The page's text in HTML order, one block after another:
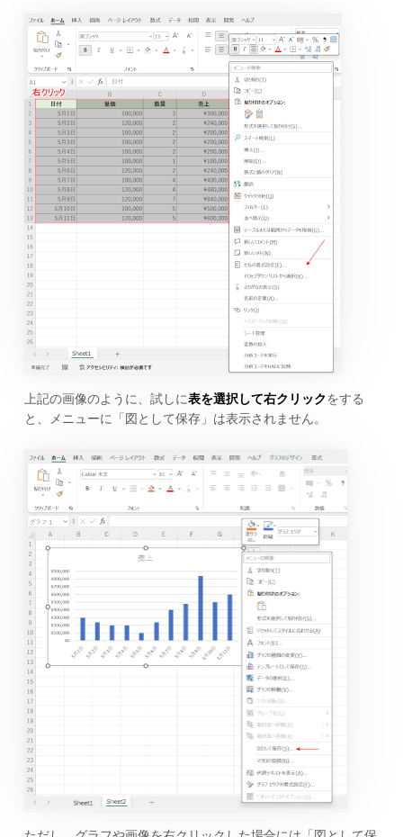
上記の画像のように、試しに表を選択して右クリックをする
と、メニューに「図として保存」は表示されません。